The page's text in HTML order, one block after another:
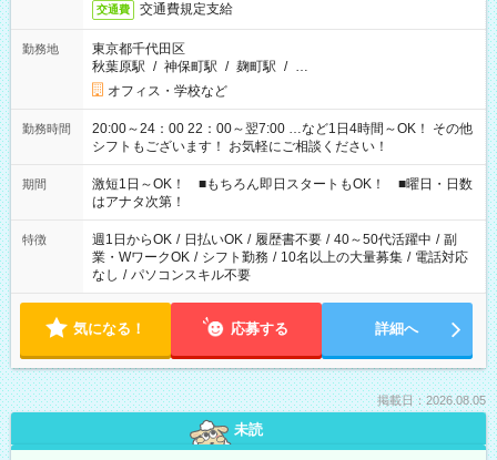
交通費 交通費規定支給
勤務地
東京都千代田区
秋葉原駅 / 神保町駅 / 麹町駅 / …
オフィス・学校など
勤務時間
20:00～24：00 22：00～翌7:00 …など1日4時間～OK！ その他
シフトもございます！ お気軽にご相談ください！
期間
激短1日～OK！ ■もちろん即日スタートもOK！ ■曜日・日数
はアナタ次第！
特徴 週1日からOK / 日払いOK / 履歴書不要 / 40～50代活躍中 / 副
業・WワークOK / シフト勤務 / 10名以上の大量募集 / 電話対応
なし / パソコンスキル不要
気になる！ 応募する 詳細へ
掲載日：2026.08.05
未読